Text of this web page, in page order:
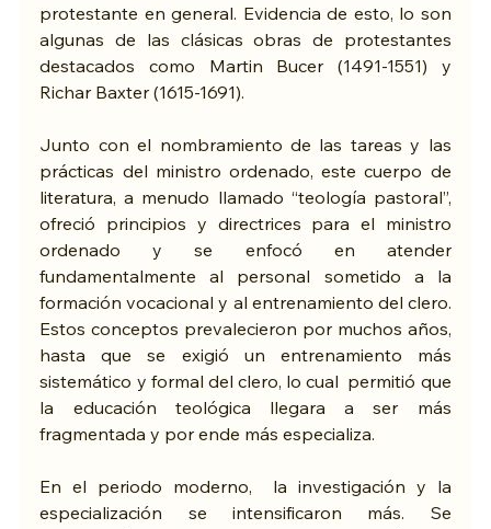
protestante en general. Evidencia de esto, lo son
algunas de las clásicas obras de protestantes
destacados como Martin Bucer (1491-1551) y
Richar Baxter (1615-1691).
Junto con el nombramiento de las tareas y las
prácticas del ministro ordenado, este cuerpo de
literatura, a menudo llamado “teología pastoral”,
ofreció principios y directrices para el ministro
ordenado y se enfocó en atender
fundamentalmente al personal sometido a la
formación vocacional y al entrenamiento del clero.
Estos conceptos prevalecieron por muchos años,
hasta que se exigió un entrenamiento más
sistemático y formal del clero, lo cual  permitió que
la educación teológica llegara a ser más
fragmentada y por ende más especializa.
En el periodo moderno,  la investigación y la
especialización se intensificaron más. Se